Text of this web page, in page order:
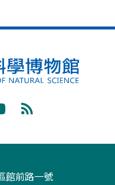
閱
館前路一號